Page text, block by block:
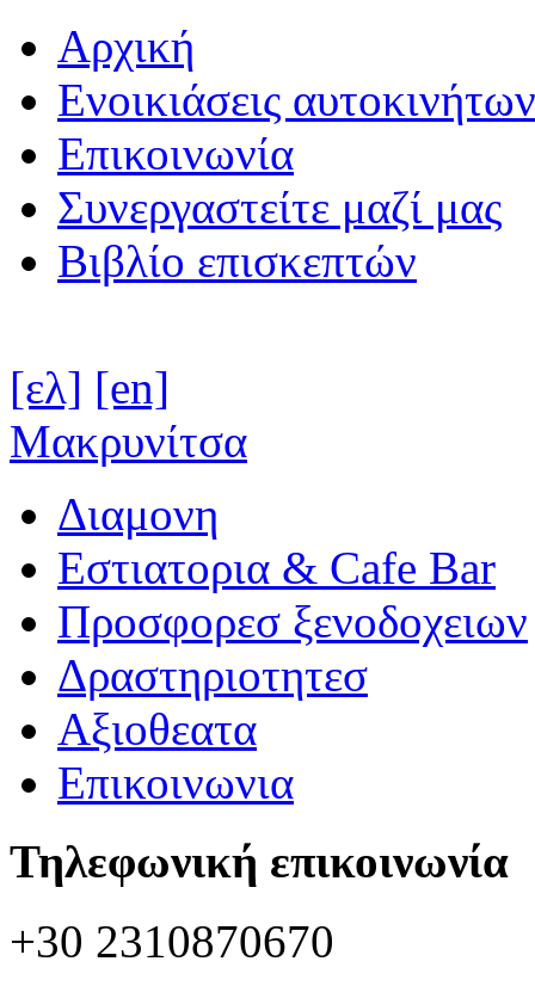
Αρχική
Ενοικιάσεις αυτοκινήτων
Επικοινωνία
Συνεργαστείτε μαζί μας
Βιβλίο επισκεπτών
[ελ] [en]
Μακρυνίτσα
Διαμονη
Εστιατορια & Cafe Bar
Προσφορεσ ξενοδοχειων
Δραστηριοτητεσ
Αξιοθεατα
Επικοινωνια
Τηλεφωνική επικοινωνία
+30 2310870670